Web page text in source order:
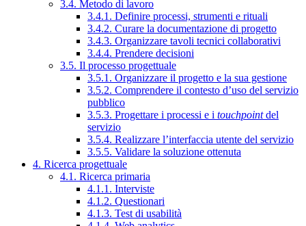
3.4. Metodo di lavoro
3.4.1. Definire processi, strumenti e rituali
3.4.2. Curare la documentazione di progetto
3.4.3. Organizzare tavoli tecnici collaborativi
3.4.4. Prendere decisioni
3.5. Il processo progettuale
3.5.1. Organizzare il progetto e la sua gestione
3.5.2. Comprendere il contesto d’uso del servizio
pubblico
3.5.3. Progettare i processi e i touchpointdel
servizio
3.5.4. Realizzare l’interfaccia utente del servizio
3.5.5. Validare la soluzione ottenuta
4. Ricerca progettuale
4.1. Ricerca primaria
4.1.1. Interviste
4.1.2. Questionari
4.1.3. Test di usabilità